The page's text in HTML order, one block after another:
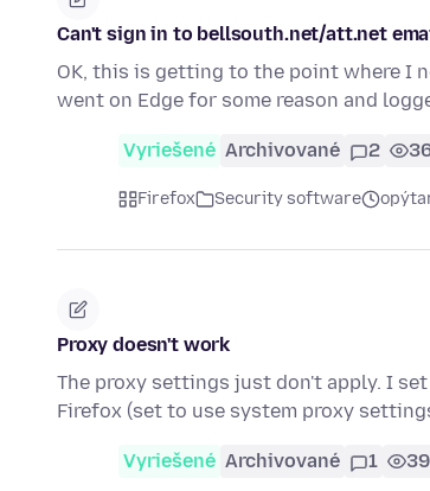
Can't sign in to bellsouth.net/att.net
OK, this is getting to the point where I
went on Edge for some reason and
Vyriešené Archivované 2
Firefox Security software
Proxy doesn't work
The proxy settings just don't apply. I
Firefox (set to use system proxy
Vyriešené Archivované 1